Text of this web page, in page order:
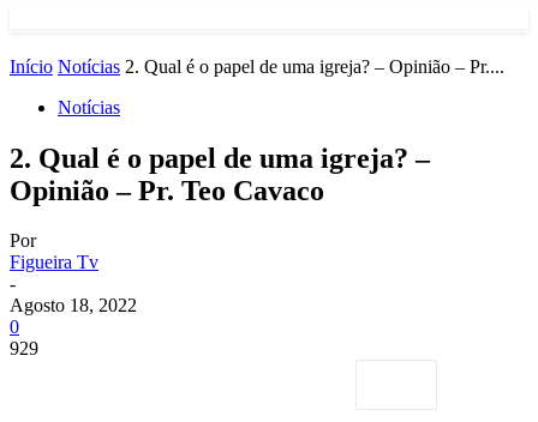
Início Notícias 2. Qual é o papel de uma igreja? – Opinião – Pr....
Notícias
2. Qual é o papel de uma igreja? –
Opinião – Pr. Teo Cavaco
Por
Figueira Tv
-
Agosto 18, 2022
0
929